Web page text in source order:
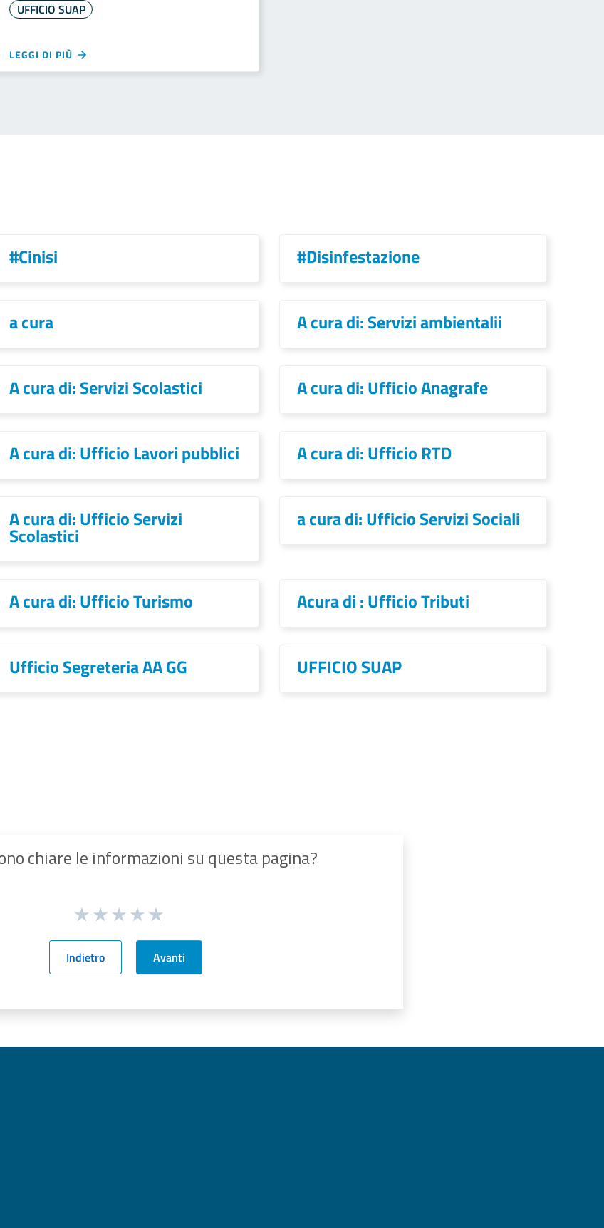
UFFICIO SUAP
LEGGI DI PIÙ
#Cinisi #Disinfestazione
a cura A cura di: Servizi ambientalii
A cura di: Servizi Scolastici A cura di: Ufficio Anagrafe
A cura di: Ufficio Lavori pubblici A cura di: Ufficio RTD
A cura di: Ufficio Servizi
Scolastici
a cura di: Ufficio Servizi Sociali
A cura di: Ufficio Turismo Acura di : Ufficio Tributi
Ufficio Segreteria AA GG UFFICIO SUAP
chiare le informazioni su questa pagina?
Indietro Avanti